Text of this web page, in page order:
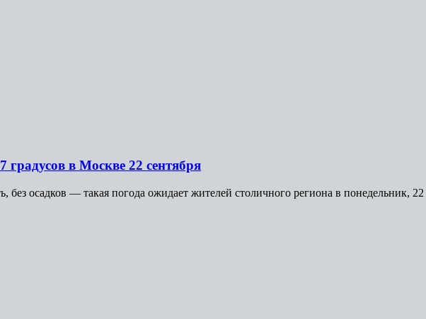
градусов в Москве 22 сентября
осадков — такая погода ожидает жителей столичного региона в понедельник,